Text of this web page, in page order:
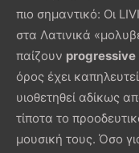
πιο σημαντικό: Οι
στα Λατινικά
παίζουν progressive
όρος έχει
υιοθετηθεί αδίκως
τίποτα το
μουσική τους. Όσο